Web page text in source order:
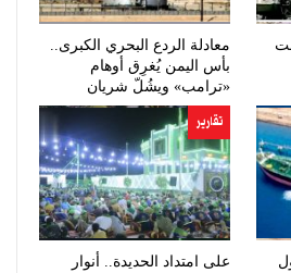
معادلة الردع البحري الكبرى..
بأس اليمن يُغرِق أوهام
«ترامب» ويشُلّ شريان
النفط…
تقارير
على امتداد الحديدة.. أنوار